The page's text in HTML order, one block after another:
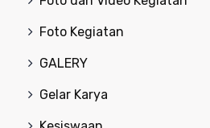
Foto Kegiatan
GALERY
Gelar Karya